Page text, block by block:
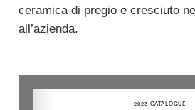
ceramica di pregio e cresciuto
all’azienda.